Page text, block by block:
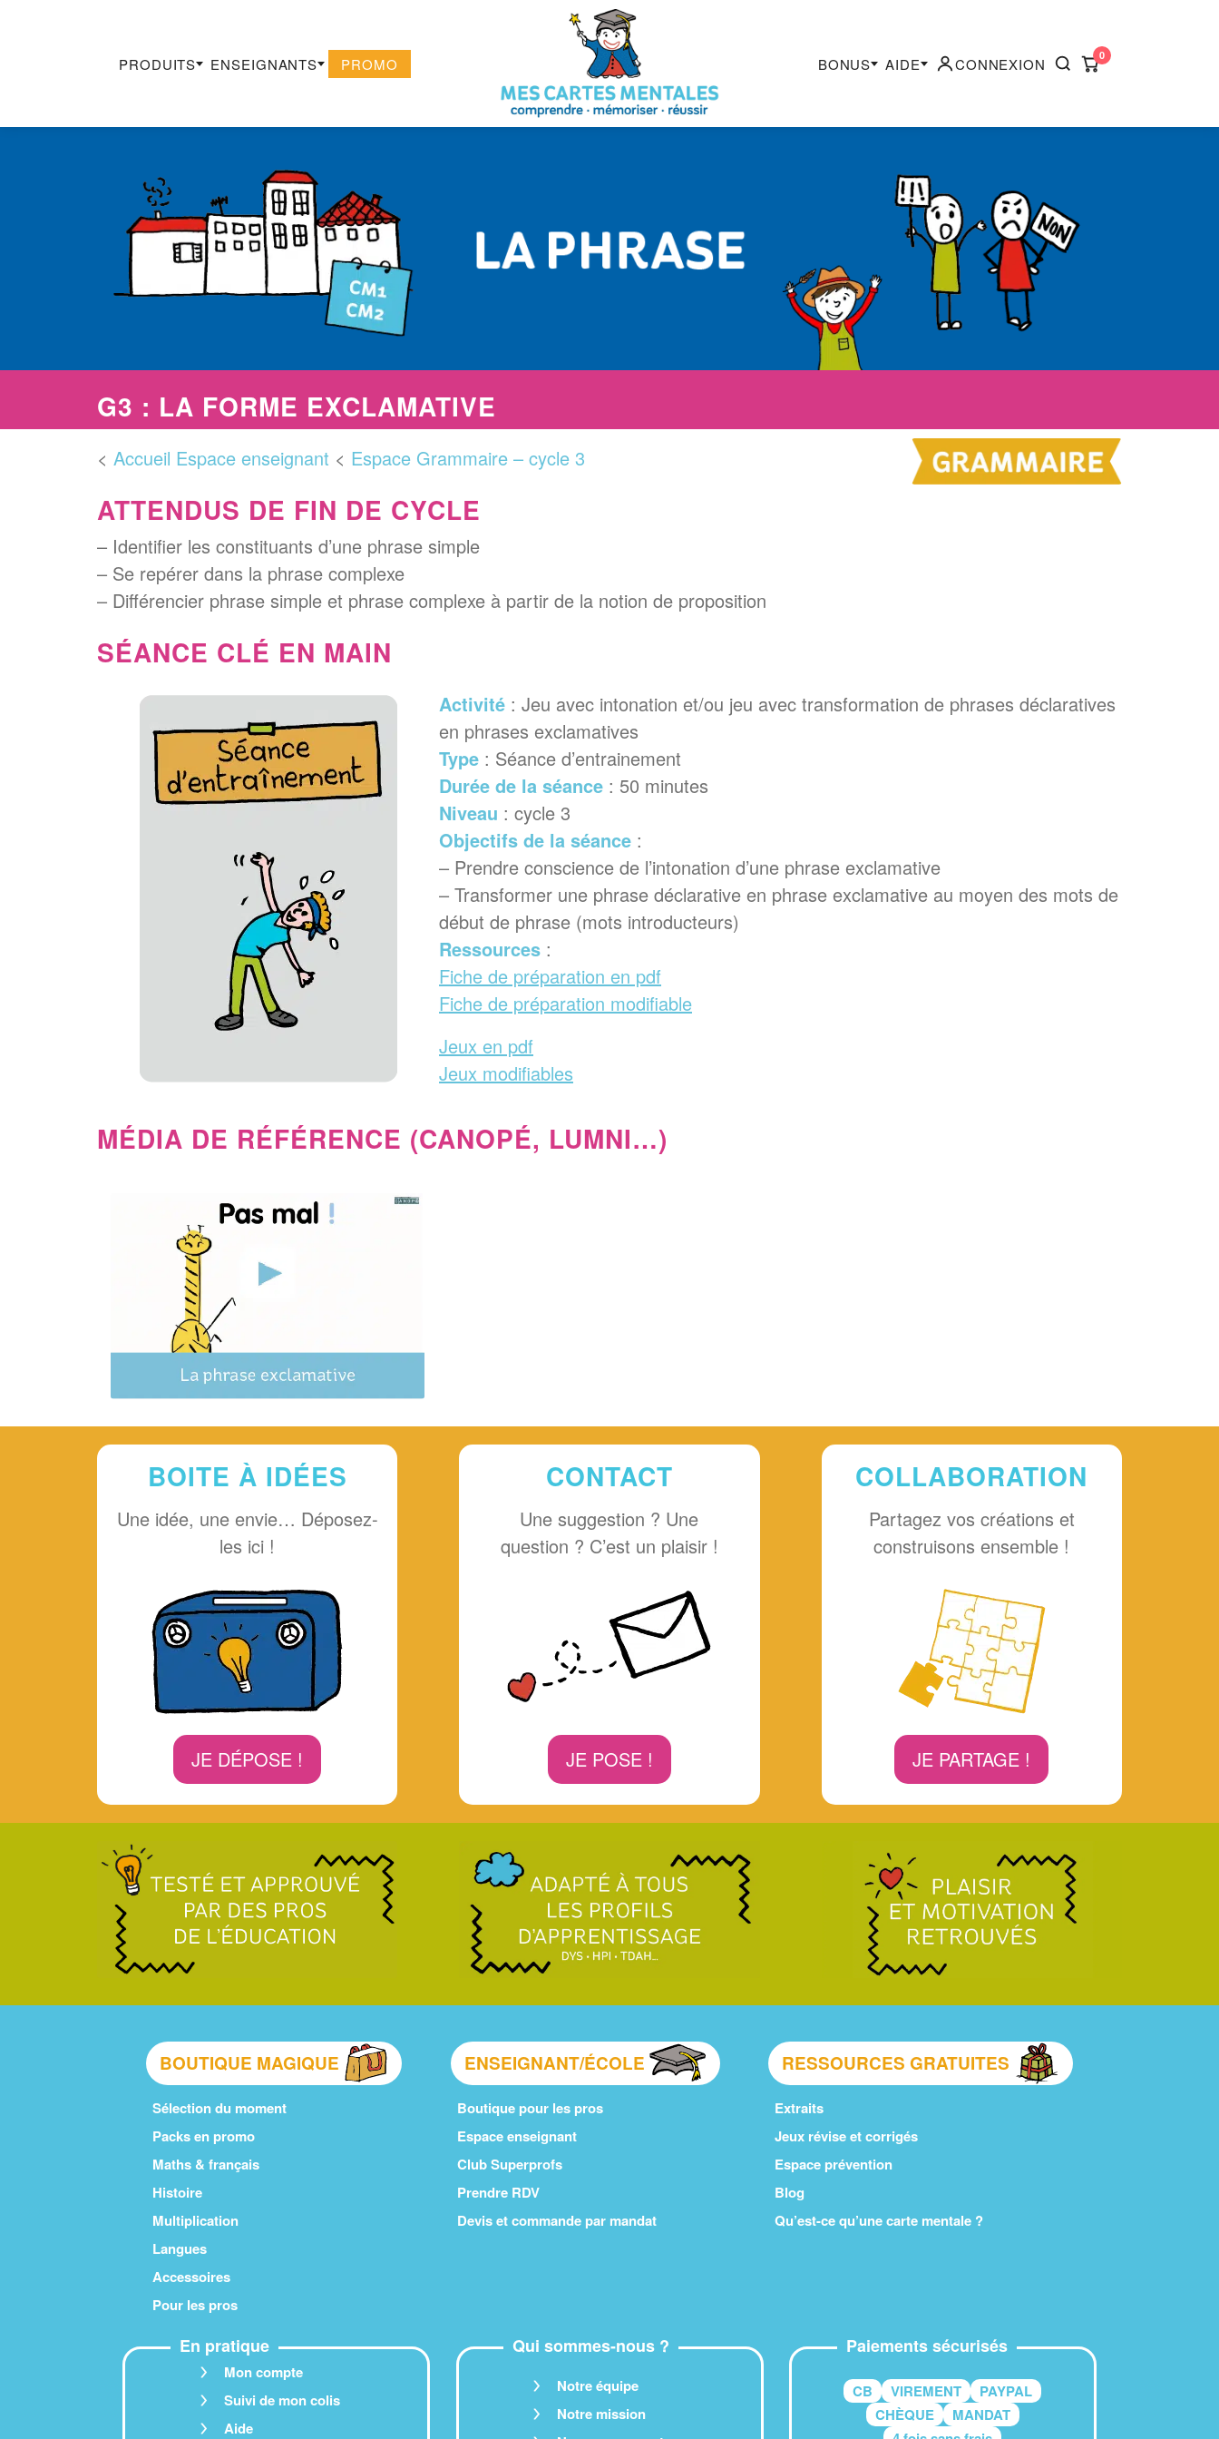
PRODUITS ENSEIGNANTS PROMO BONUS AIDE CONNEXION 0
Recherche
G3 : LA FORME EXCLAMATIVE
< Accueil Espace enseignant < Espace Grammaire – cycle 3
ATTENDUS DE FIN DE CYCLE
– Identifier les constituants d’une phrase simple
– Se repérer dans la phrase complexe
– Différencier phrase simple et phrase complexe à partir de la notion de proposition
SÉANCE CLÉ EN MAIN
Activité : Jeu avec intonation et/ou jeu avec transformation de phrases déclaratives
en phrases exclamatives
Type : Séance d’entrainement
Durée de la séance : 50 minutes
Niveau : cycle 3
Objectifs de la séance :
– Prendre conscience de l’intonation d’une phrase exclamative
– Transformer une phrase déclarative en phrase exclamative au moyen des mots de
début de phrase (mots introducteurs)
Ressources :
Fiche de préparation en pdf
Fiche de préparation modifiable
Jeux en pdf
Jeux modifiables
MÉDIA DE RÉFÉRENCE (CANOPÉ, LUMNI…)
BOITE À IDÉES
Une idée, une envie… Déposez-
les ici !
JE DÉPOSE !
CONTACT
Une suggestion ? Une
question ? C’est un plaisir !
JE POSE !
COLLABORATION
Partagez vos créations et
construisons ensemble !
JE PARTAGE !
BOUTIQUE MAGIQUE
Sélection du moment
Packs en promo
Maths & français
Histoire
Multiplication
Langues
Accessoires
Pour les pros
ENSEIGNANT/ÉCOLE
Boutique pour les pros
Espace enseignant
Club Superprofs
Prendre RDV
Devis et commande par mandat
RESSOURCES GRATUITES
Extraits
Jeux révise et corrigés
Espace prévention
Blog
Qu’est-ce qu’une carte mentale ?
En pratique
Mon compte
Suivi de mon colis
Aide
Qui sommes-nous ?
Notre équipe
Notre mission
Paiements sécurisés
CB VIREMENT
PAYPAL
CHÈQUE
MANDAT